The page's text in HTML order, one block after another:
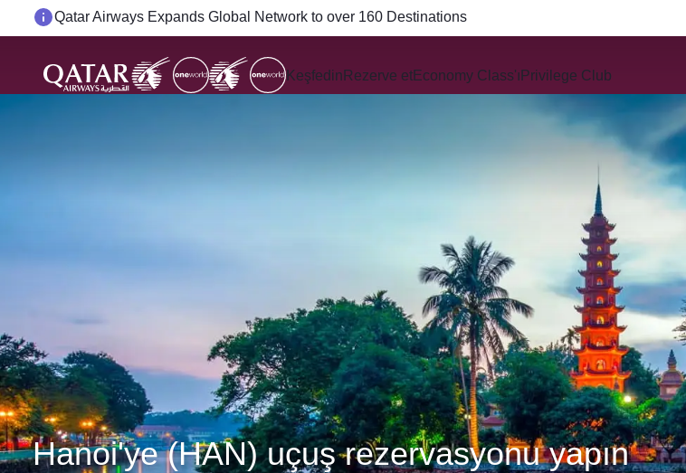
Passengers flying between Doha and Auckland on QR914 and QR915
Keşfedin Rezerve etEconomy Class'ı Privilege Club
Hanoi'ye (HAN) uçuş rezervasyonu yapın